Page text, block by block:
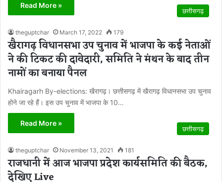
Read More »
छत्तीसगढ़
theguptchar March 17, 2022 179
खैरागढ़ विधानसभा उप चुनाव में भाजपा के कई नेताओं
ने की टिकट की दावेदारी, समिति ने मंथन के बाद तीन
नामों का बनाया पैनल
Khairagarh By-elections: खैरागढ़। छत्तीसगढ़ में खैरागढ़ विधानसभा उप चुनाव
होने जा रहे हैं। इस उप चुनाव में भाजपा के 10…
Read More »
छत्तीसगढ़
theguptchar November 13, 2021 181
राजधानी में आज भाजपा प्रदेश कार्यसमिति की बैठक,
देखिए Live